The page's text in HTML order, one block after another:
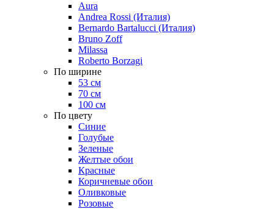
Aura
Andrea Rossi (Италия)
Bernardo Bartalucci (Италия)
Bruno Zoff
Milassa
Roberto Borzagi
По ширине
53 см
70 см
100 см
По цвету
Синие
Голубые
Зеленые
Желтые обои
Красные
Коричневые обои
Оливковые
Розовые